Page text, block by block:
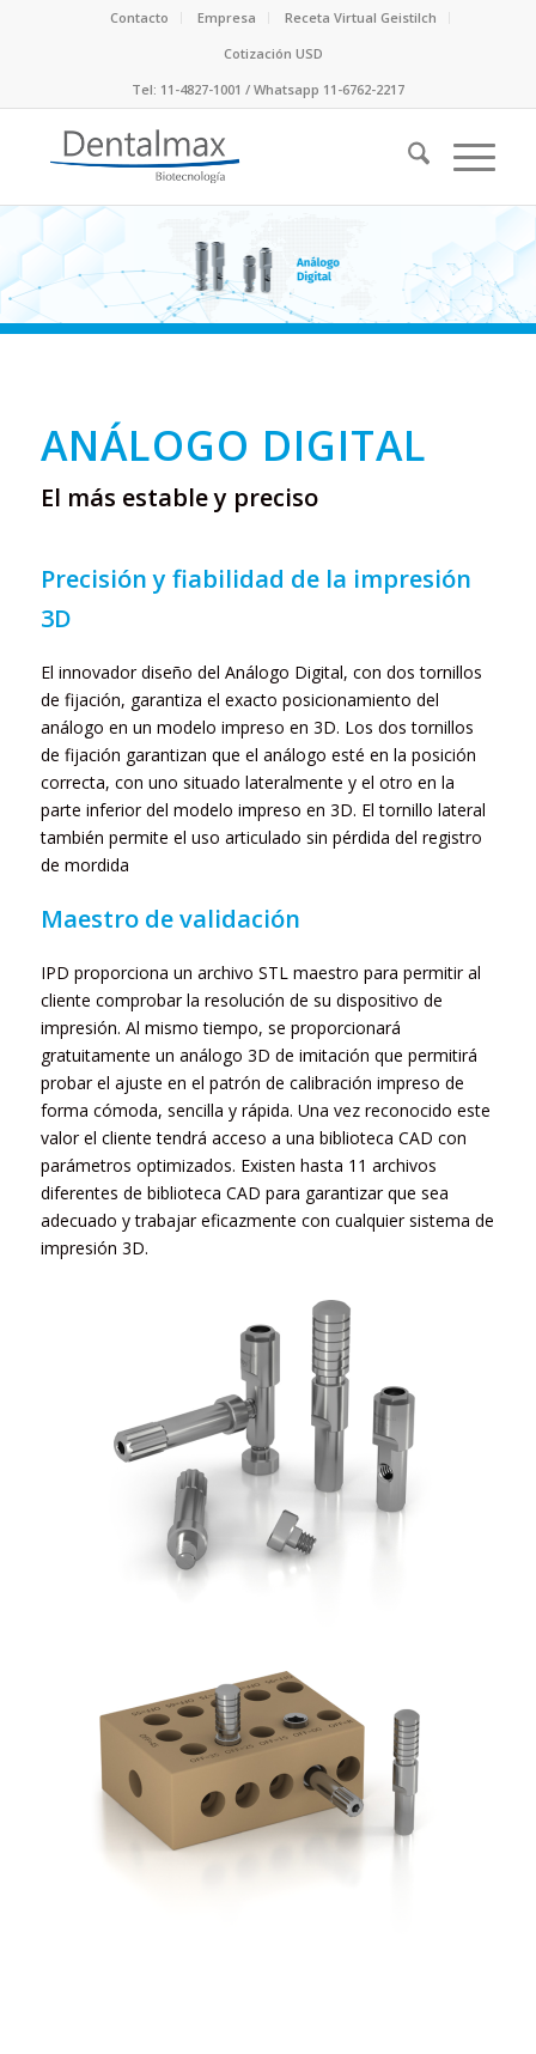
Contacto Empresa
Receta Virtual Geistilch
Cotización USD
Tel: 11-4827-1001 / Whatsapp 11-6762-2217
ANÁLOGO DIGITAL
El más estable y preciso
Precisión y fiabilidad de la impresión
3D
El innovador diseño del Análogo Digital, con dos tornillos
de fijación, garantiza el exacto posicionamiento del
análogo en un modelo impreso en 3D. Los dos tornillos
de fijación garantizan que el análogo esté en la posición
correcta, con uno situado lateralmente y el otro en la
parte inferior del modelo impreso en 3D. El tornillo lateral
también permite el uso articulado sin pérdida del registro
de mordida
Maestro de validación
IPD proporciona un archivo STL maestro para permitir al
cliente comprobar la resolución de su dispositivo de
impresión. Al mismo tiempo, se proporcionará
gratuitamente un análogo 3D de imitación que permitirá
probar el ajuste en el patrón de calibración impreso de
forma cómoda, sencilla y rápida. Una vez reconocido este
valor el cliente tendrá acceso a una biblioteca CAD con
parámetros optimizados. Existen hasta 11 archivos
diferentes de biblioteca CAD para garantizar que sea
adecuado y trabajar eficazmente con cualquier sistema de
impresión 3D.